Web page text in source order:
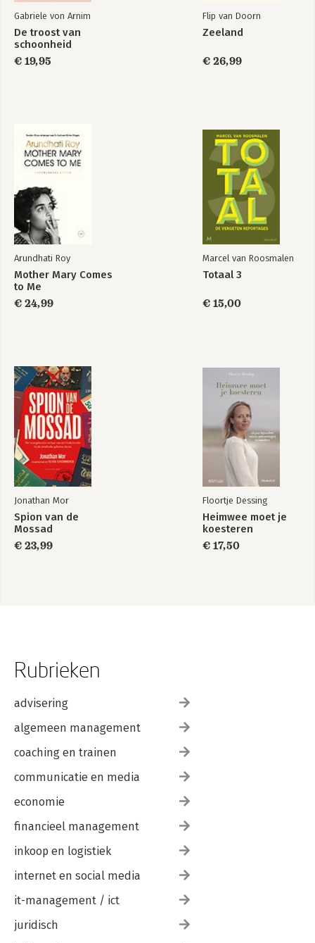
Gabriele von Arnim
De troost van
schoonheid
€ 19,95
Flip van Doorn
Zeeland
€ 26,99
Arundhati Roy
Mother Mary Comes
to Me
€ 24,99
Marcel van Roosmalen
Totaal 3
€ 15,00
Jonathan Mor
Spion van de
Mossad
€ 23,99
Floortje Dessing
Heimwee moet je
koesteren
€ 17,50
Rubrieken
advisering
algemeen management
coaching en trainen
communicatie en media
economie
financieel management
inkoop en logistiek
internet en social media
it-management / ict
juridisch